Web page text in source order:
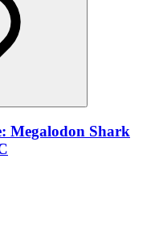
Megalodon Shark